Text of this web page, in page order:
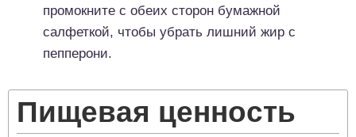
промокните с обеих сторон бумажной
салфеткой, чтобы убрать лишний жир с
пепперони.
Пищевая ценность